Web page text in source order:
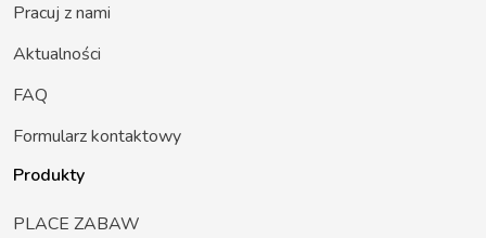
Pracuj z nami
Aktualności
FAQ
Formularz kontaktowy
Produkty
PLACE ZABAW